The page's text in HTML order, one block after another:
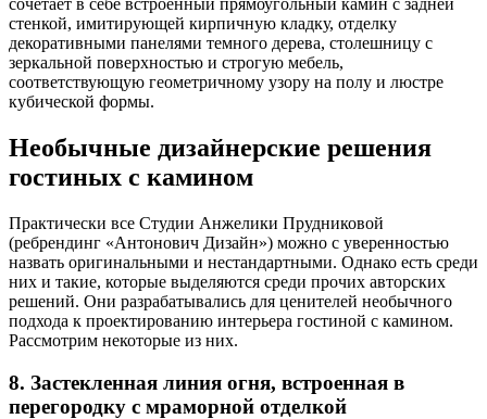
сочетает в себе встроенный прямоугольный камин с задней
стенкой, имитирующей кирпичную кладку, отделку
декоративными панелями темного дерева, столешницу с
зеркальной поверхностью и строгую мебель,
соответствующую геометричному узору на полу и люстре
кубической формы.
Необычные дизайнерские решения
гостиных с камином
Практически все Студии Анжелики Прудниковой
(ребрендинг «Антонович Дизайн») можно с уверенностью
назвать оригинальными и нестандартными. Однако есть среди
них и такие, которые выделяются среди прочих авторских
решений. Они разрабатывались для ценителей необычного
подхода к проектированию интерьера гостиной с камином.
Рассмотрим некоторые из них.
8. Застекленная линия огня, встроенная в
перегородку с мраморной отделкой